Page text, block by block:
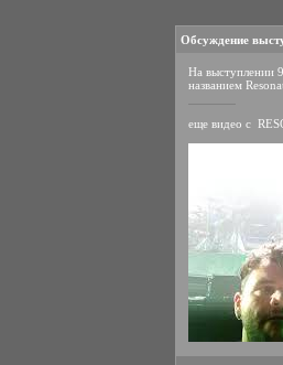
Обсуждение
На выступлении
названием
еще видео с